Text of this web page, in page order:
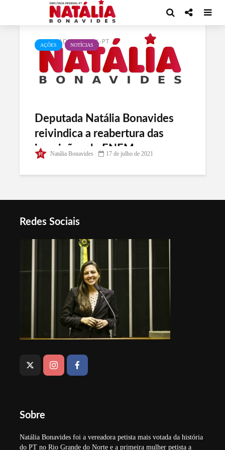
Tag - isenção do enem
AÇÕES NOTÍCIAS
Deputada Natália Bonavides
reivindica a reabertura das
inscrições do ENEM com
Natália Bonavides 17 de julho de 2021
Redes Sociais
Sobre
Natália Bonavides foi a vereadora petista mais votada da história
do PT no Rio Grande do Norte e a primeira mulher petista a